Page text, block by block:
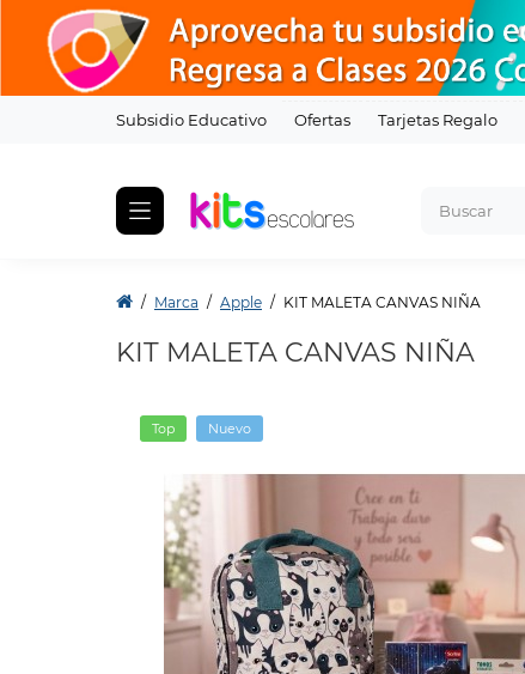
Subsidio Educativo Ofertas Tarjetas Regalo
Marca Apple KIT MALETA CANVAS NIÑA
KIT MALETA CANVAS NIÑA
Top Nuevo